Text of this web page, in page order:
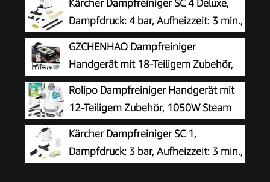
Kärcher Dampfreiniger SC 4 Deluxe,
Dampfdruck: 4 bar, Aufheizzeit: 3 min.,
Fläche: ca. 130 m², Tank: 0,5 l + 1,3 l,
inkl. Bodenreinigungsset EasyFix, Düsen,
Mikrofaser-Überzug und Bürsten, Weiß
GZCHENHAO Dampfreiniger
Handgerät mit 18-Teiligem Zubehör,
2500W & 9s Turbo-Dampf mit 5 BAR
Druck – 99,99% Reinigung & 100%
Natürlich,Steam Cleaner für Boden, Küche, Bad,
Fenster, Polster & Auto
Rolipo Dampfreiniger Handgerät mit
12-Teiligem Zubehör, 1050W Steam
Cleaner für Haushalt, Küche, Bad,
Fenster, Polster & Auto–100% Chemiefrei,
Hochdruck-Dampf gegen Schmutz Fett &
Kärcher Dampfreiniger SC 1,
Dampfdruck: 3 bar, Aufheizzeit: 3 min.,